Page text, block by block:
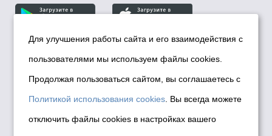
© Департамент информационной политики мэрии
города Новосибирска, 2026
Политика использования Cookies
Политика по обработке персональных
данных в информационных системах
Для улучшения работы сайта и его взаимодействия с
пользователями мы используем файлы cookies.
Продолжая пользоваться сайтом, вы соглашаетесь с
Политикой использования cookies . Вы всегда можете
отключить файлы cookies в настройках вашего